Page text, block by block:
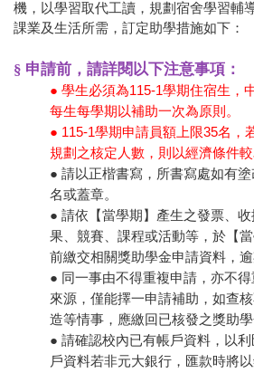
機，以學習取代工讀，規劃宿舍學習輔
課業及生活所需，訂定助學措施如下：
§ 申請前，請詳閱以下注意事項：
● 學生必須為115-1學期住宿生，
每生每學期以補助一次為原則。
● 115-1學期申請員額上限35名，
規劃之核定人數，則以經濟條件
● 請以正楷書寫，所書寫處如有
名或蓋章。
● 請依【當學期】產生之發票、
果、競賽、課程或活動等，於【
前繳交相關獎助學金申請資料，逾
● 同一事由不得重複申請，亦不
來源，僅能擇一申請補助，如查
造等情事，應繳回已核發之獎助學
● 請確認校內已有帳戶資料，以
戶資料若非元大銀行，匯款時將